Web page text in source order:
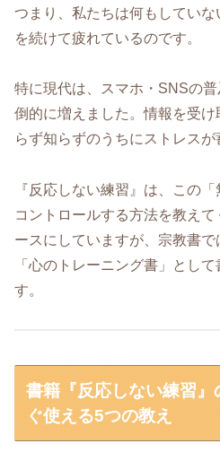
つまり、私たちは何もしていな
を続けて疲れているのです。
特に現代は、スマホ・SNSの
倒的に増えました。情報を受
らず知らずのうちにストレスが
『反応しない練習』は、この
コントロールする方法を教え
ースにしていますが、宗教書
「心のトレーニング書」とし
す。
書籍『反応しない練習
ぐ使える5つの教え